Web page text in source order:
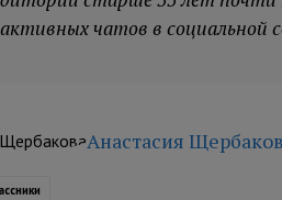
активных чатов в
Анастасия